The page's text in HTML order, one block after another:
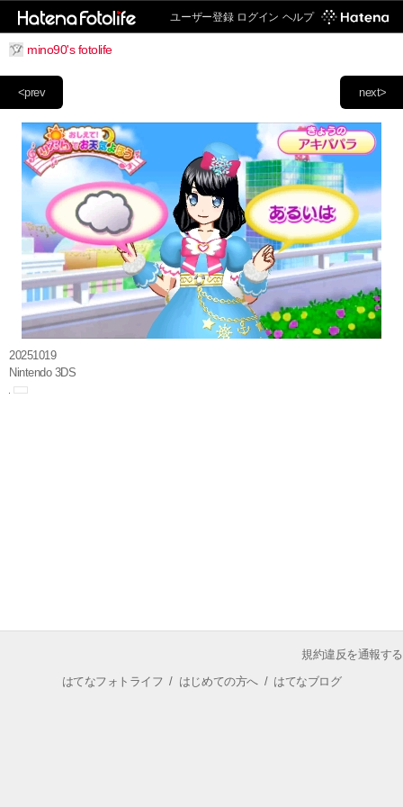
ユーザー登録 ログイン ヘルプ
mino90's fotolife
next>
<prev
20251019
Nintendo 3DS
規約違反を通報する
はてなフォトライフ / はじめての方へ/ はてなブログ